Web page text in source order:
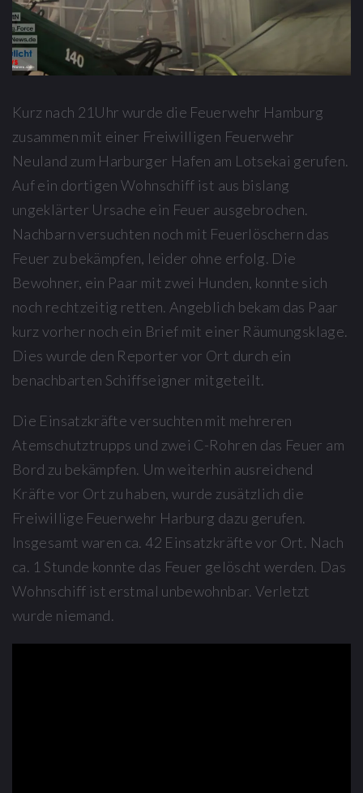
Kurz nach 21Uhr wurde die Feuerwehr Hamburg
zusammen mit einer Freiwilligen Feuerwehr
Neuland zum Harburger Hafen am Lotsekai gerufen.
Auf ein dortigen Wohnschiff ist aus bislang
ungeklärter Ursache ein Feuer ausgebrochen.
Nachbarn versuchten noch mit Feuerlöschern das
Feuer zu bekämpfen, leider ohne erfolg. Die
Bewohner, ein Paar mit zwei Hunden, konnte sich
noch rechtzeitig retten. Angeblich bekam das Paar
kurz vorher noch ein Brief mit einer Räumungsklage.
Dies wurde den Reporter vor Ort durch ein
benachbarten Schiffseigner mitgeteilt.
Die Einsatzkräfte versuchten mit mehreren
Atemschutztrupps und zwei C-Rohren das Feuer am
Bord zu bekämpfen. Um weiterhin ausreichend
Kräfte vor Ort zu haben, wurde zusätzlich die
Freiwillige Feuerwehr Harburg dazu gerufen.
Insgesamt waren ca. 42 Einsatzkräfte vor Ort. Nach
ca. 1 Stunde konnte das Feuer gelöscht werden. Das
Wohnschiff ist erstmal unbewohnbar. Verletzt
wurde niemand.